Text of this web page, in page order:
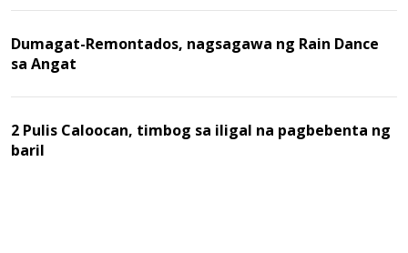
Dumagat-Remontados, nagsagawa ng Rain Dance
sa Angat
2 Pulis Caloocan, timbog sa iligal na pagbebenta ng
baril